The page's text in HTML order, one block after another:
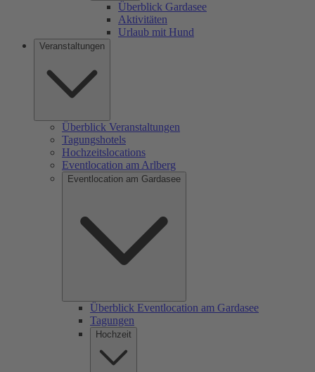
Überblick Gardasee
Aktivitäten
Urlaub mit Hund
Veranstaltungen
Überblick Veranstaltungen
Tagungshotels
Hochzeitslocations
Eventlocation am Arlberg
Eventlocation am Gardasee
Überblick Eventlocation am Gardasee
Tagungen
Hochzeit